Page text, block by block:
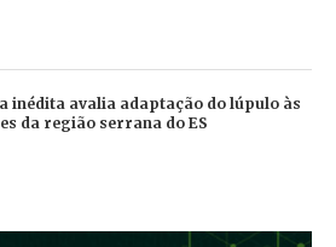
inédita avalia adaptação do lúpulo às
da região serrana do ES